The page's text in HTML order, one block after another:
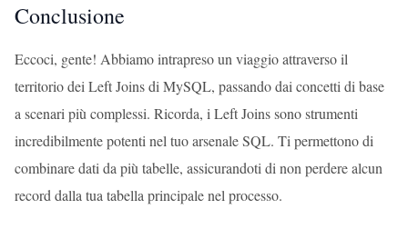
Conclusione
Eccoci, gente! Abbiamo intrapreso un viaggio attraverso il
territorio dei Left Joins di MySQL, passando dai concetti di base
a scenari più complessi. Ricorda, i Left Joins sono strumenti
incredibilmente potenti nel tuo arsenale SQL. Ti permettono di
combinare dati da più tabelle, assicurandoti di non perdere alcun
record dalla tua tabella principale nel processo.